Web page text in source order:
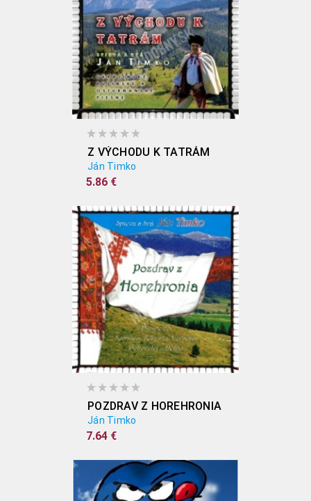
Z VÝCHODU K TATRÁM
Ján Timko
5.86 €
POZDRAV Z HOREHRONIA
Ján Timko
7.64 €